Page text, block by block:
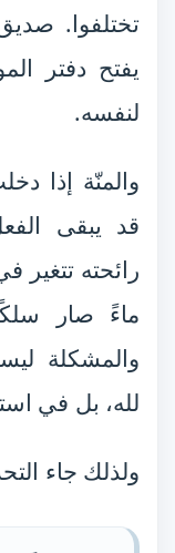
تختلفوا.
يفتح دفتر
لنفسه.
والمنّة إذا
قد يبقى
رائحته تتغير
ماءً صار
والمشكلة
لله، بل في
ولذلك جاء